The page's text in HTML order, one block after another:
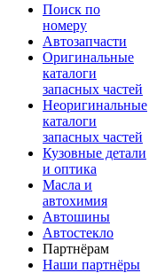
Поиск по
номеру
Автозапчасти
Оригинальные
каталоги
запасных частей
Неоригинальные
каталоги
запасных частей
Кузовные детали
и оптика
Масла и
автохимия
Автошины
Автостекло
Партнёрам
Наши партнёры